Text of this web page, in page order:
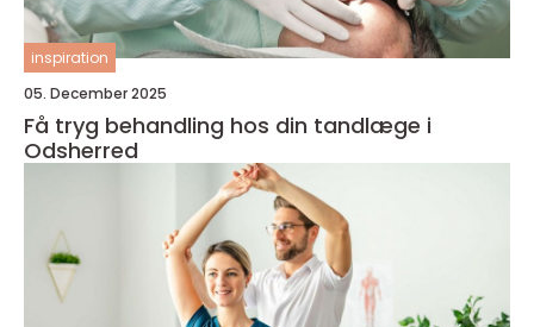
inspiration
05. December 2025
Få tryg behandling hos din tandlæge i
Odsherred